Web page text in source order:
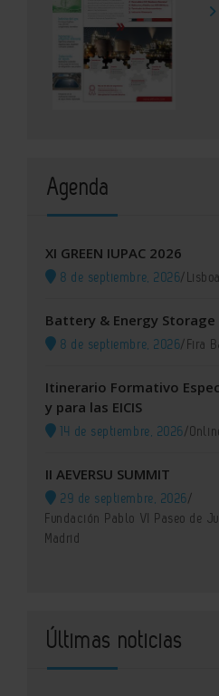
Agenda
XI GREEN IUPAC 2026
8 de septiembre, 2026/
Battery & Energy Storage
8 de septiembre, 2026/Fira
Itinerario Formativo
y para las EICIS
14 de septiembre, 2026/
II AEVERSU SUMMIT
29 de septiembre, 2026/
Fundación Pablo VI Paseo de
Madrid
Últimas noticias